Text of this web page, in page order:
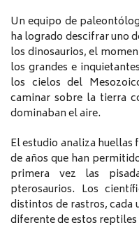
Un equipo de
ha logrado descifrar uno
los dinosaurios, el
los grandes e
los cielos del
caminar sobre la tierra
dominaban el aire.
El estudio analiza huellas
de años que han
primera vez las
pterosaurios. Los
distintos de rastros, cada
diferente de estos reptiles